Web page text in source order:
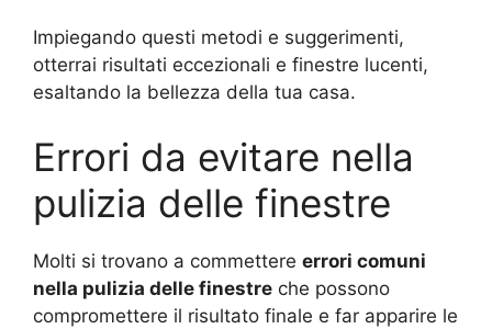
Impiegando questi metodi e suggerimenti,
otterrai risultati eccezionali e finestre lucenti,
esaltando la bellezza della tua casa.
Errori da evitare nella
pulizia delle finestre
Molti si trovano a commettere errori comuni
nella pulizia delle finestre che possono
compromettere il risultato finale e far apparire le